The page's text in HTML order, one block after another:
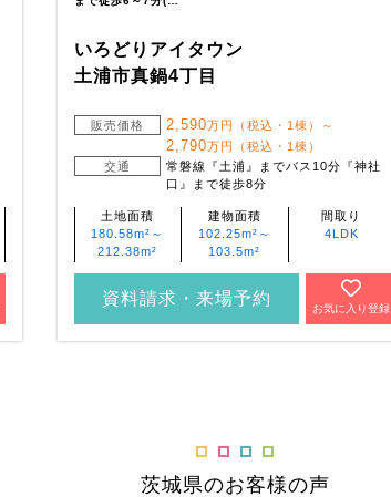
いろどりアイタウン
土浦市真鍋4丁目
販売価格 2,590万円（税込・1棟）～
2,790万円（税込・1棟）
交通
常磐線『土浦』までバス10分『神社
口』まで徒歩8分
土地面積
180.58m²～
212.38m²
建物面積
102.25m²～
103.5m²
間取り
4LDK
資料請求・来場予約
お気に入り登録
茨城県のお客様の声